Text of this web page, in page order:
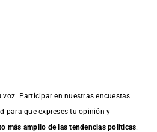
Participar en nuestras encuestas
para que expreses tu opinión y
más amplio de las tendencias políticas.